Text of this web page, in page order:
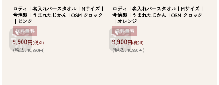
ロディ｜名入れバースタオル｜Mサイズ｜
今治製｜うまれたじかん｜OSM クロック
｜ピンク
9,900円(税別)
(税込: 10,890円)
ロディ｜名入れバースタオル｜Mサイズ｜
今治製｜うまれたじかん｜OSM クロック
｜オレンジ
9,900円(税別)
(税込: 10,890円)